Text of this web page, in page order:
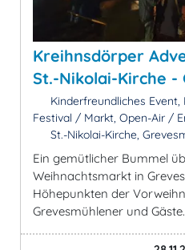
Kreihnsdörper
St.-Nikolai-Kirche -
Kinderfreundliches
Festival / Markt, Open-Air /
St.-Nikolai-Kirche,
Ein gemütlicher Bummel
Weihnachtsmarkt in
Höhepunkten der
Grevesmühlener und Gäste.